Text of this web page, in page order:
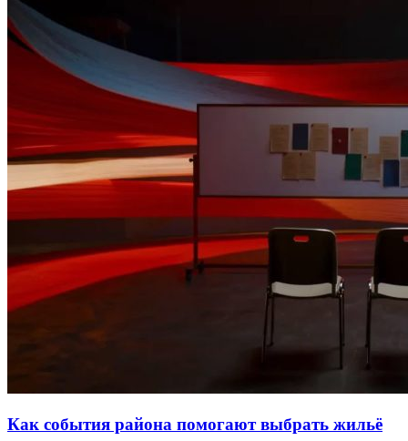
Как события района помогают выбрать жильё